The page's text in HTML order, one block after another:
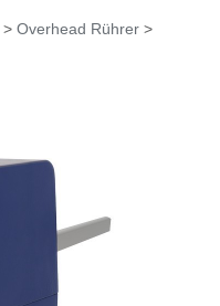
> Overhead Rührer >